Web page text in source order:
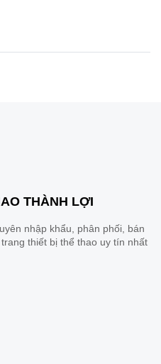
THÀNH LỢI
nhập khẩu, phân phối, bán
thiết bị thể thao uy tín nhất